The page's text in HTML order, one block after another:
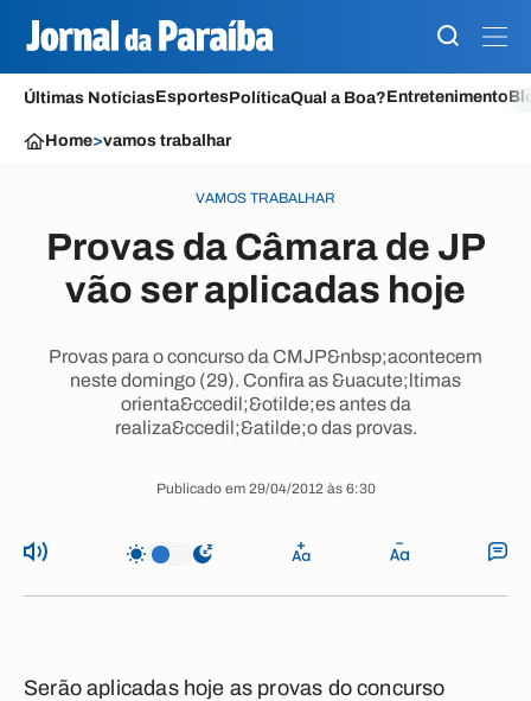
Últimas NotíciasEsportesPolíticaQual a Boa?Entretenimento
Home>vamos trabalhar
VAMOS TRABALHAR
Provas da Câmara de JP
vão ser aplicadas hoje
Provas para o concurso da CMJP&nbsp;acontecem
neste domingo (29). Confira as &uacute;ltimas
orienta&ccedil;&otilde;es antes da
realiza&ccedil;&atilde;o das provas.
Publicado em 29/04/2012 às 6:30
Serão aplicadas hoje as provas do concurso